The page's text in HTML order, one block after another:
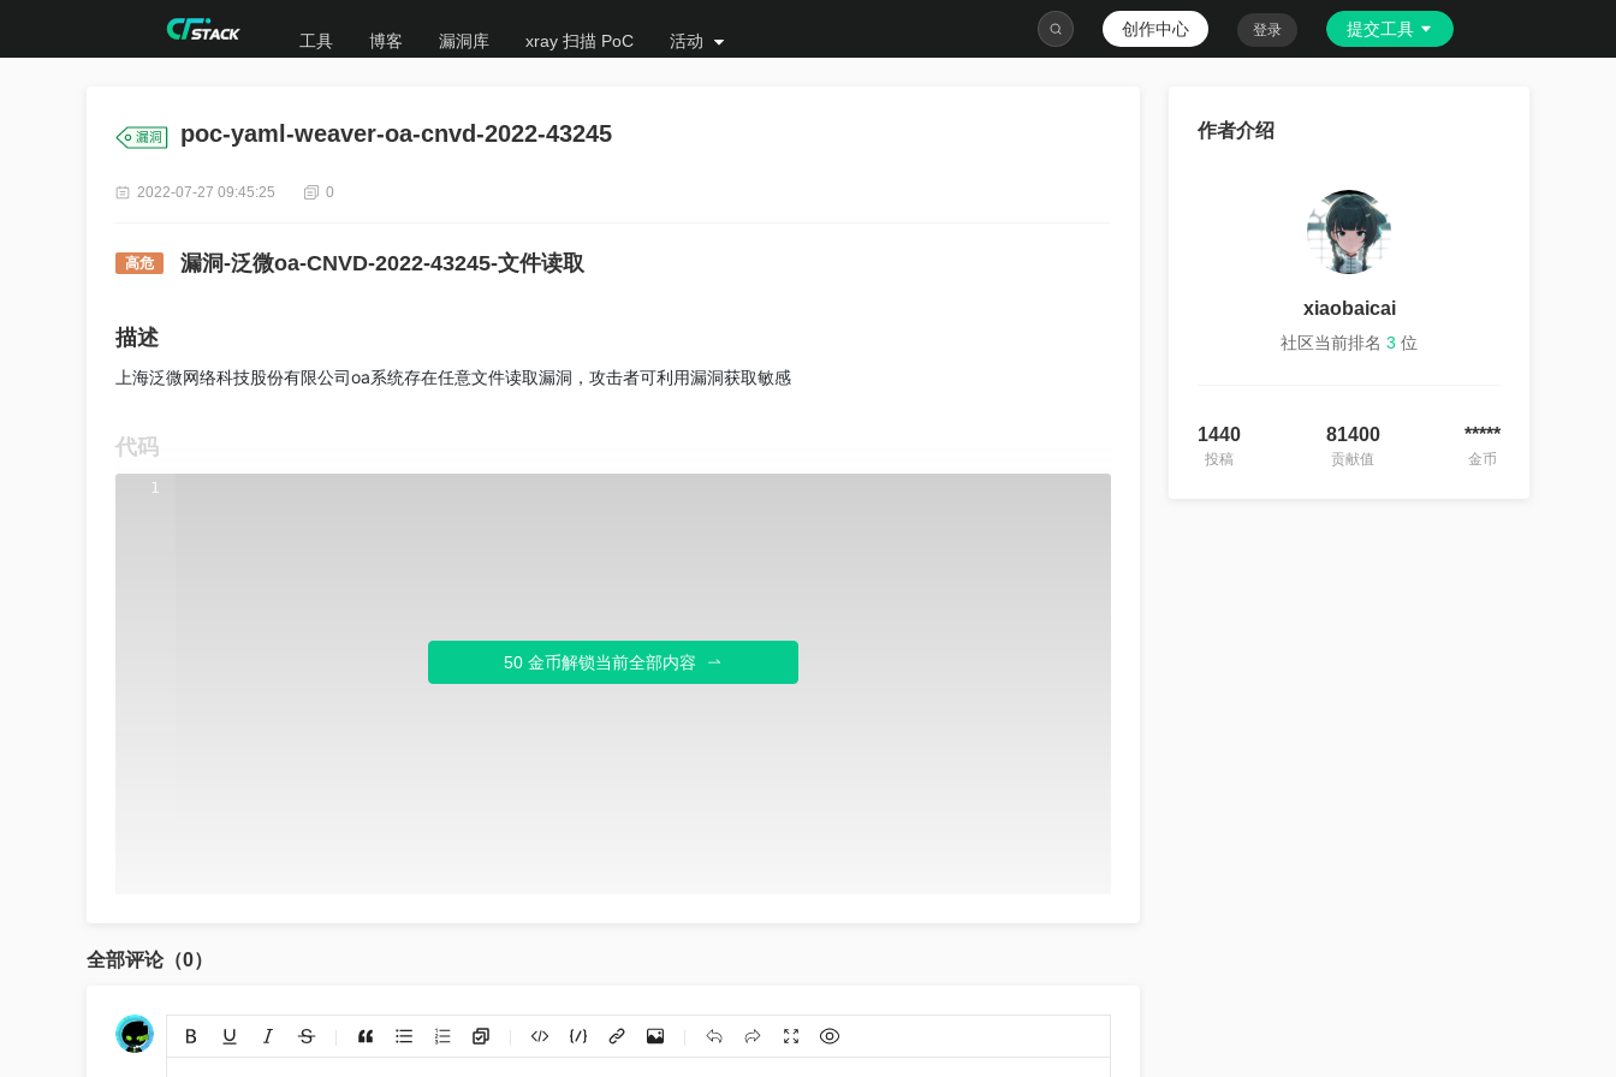
工具 博客 漏洞库 xray 扫描 PoC 活动
创作中心 登录 提交工具
poc-yaml-weaver-oa-cnvd-2022-43245
2022-07-27 09:45:25 0
高危 漏洞-泛微oa-CNVD-2022-43245-文件读取
描述
上海泛微网络科技股份有限公司oa系统存在任意文件读取漏洞，攻击者可利用漏洞获取敏感
代码
1
50 金币解锁当前全部内容
全部评论（0）
添加链接
上传图片
作者介绍
xiaobaicai
社区当前排名 3 位
1440
投稿
81400
贡献值
*****
金币